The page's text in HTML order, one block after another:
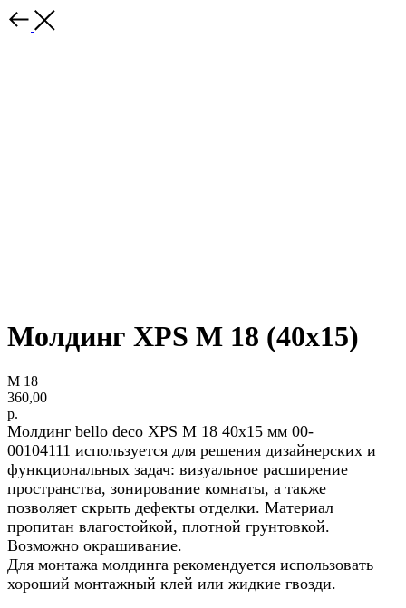
Молдинг XPS М 18 (40х15)
М 18
360,00
р.
Молдинг bello deco XPS М 18 40x15 мм 00-
00104111 используется для решения дизайнерских и
функциональных задач: визуальное расширение
пространства, зонирование комнаты, а также
позволяет скрыть дефекты отделки. Материал
пропитан влагостойкой, плотной грунтовкой.
Возможно окрашивание.
Для монтажа молдинга рекомендуется использовать
хороший монтажный клей или жидкие гвозди.